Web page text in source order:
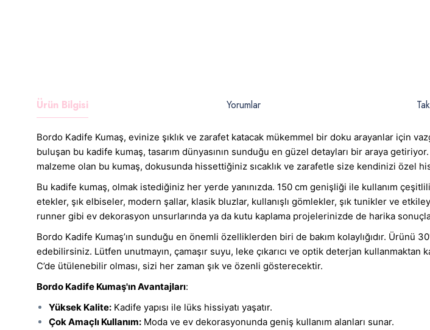
Ürün Bilgisi Yorumlar
Bordo Kadife Kumaş, evinize şıklık ve zarafet katacak mükemmel bir doku arayanlar için
buluşan bu kadife kumaş, tasarım dünyasının sunduğu en güzel detayları bir araya
malzeme olan bu kumaş, dokusunda hissettiğiniz sıcaklık ve zarafetle size kendinizi özel
Bu kadife kumaş, olmak istediğiniz her yerde yanınızda. 150 cm genişliği ile kullanım
etekler, şık elbiseler, modern şallar, klasik bluzlar, kullanışlı gömlekler, şık tunikler ve
runner gibi ev dekorasyon unsurlarında ya da kutu kaplama projelerinizde de harika
Bordo Kadife Kumaş’ın sunduğu en önemli özelliklerden biri de bakım kolaylığıdır. Ürünü
edebilirsiniz. Lütfen unutmayın, çamaşır suyu, leke çıkarıcı ve optik deterjan
C’de ütülenebilir olması, sizi her zaman şık ve özenli gösterecektir.
Bordo Kadife Kumaş'ın Avantajları:
Yüksek Kalite: Kadife yapısı ile lüks hissiyatı yaşatır.
Çok Amaçlı Kullanım: Moda ve ev dekorasyonunda geniş kullanım alanları sunar.